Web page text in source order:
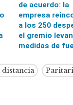
de acuerdo: la
empresa
a los 250
el gremio
medidas de
distancia